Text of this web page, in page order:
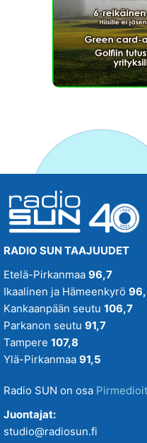
RADIO SUN TAAJUUDET
Etelä-Pirkanmaa 96,7
Ikaalinen ja Hämeenkyrö
Kankaanpään seutu 106,7
Parkanon seutu 91,7
Tampere 107,8
Ylä-Pirkanmaa 91,5
Radio SUN on osa
Juontajat:
studio@radiosun.fi